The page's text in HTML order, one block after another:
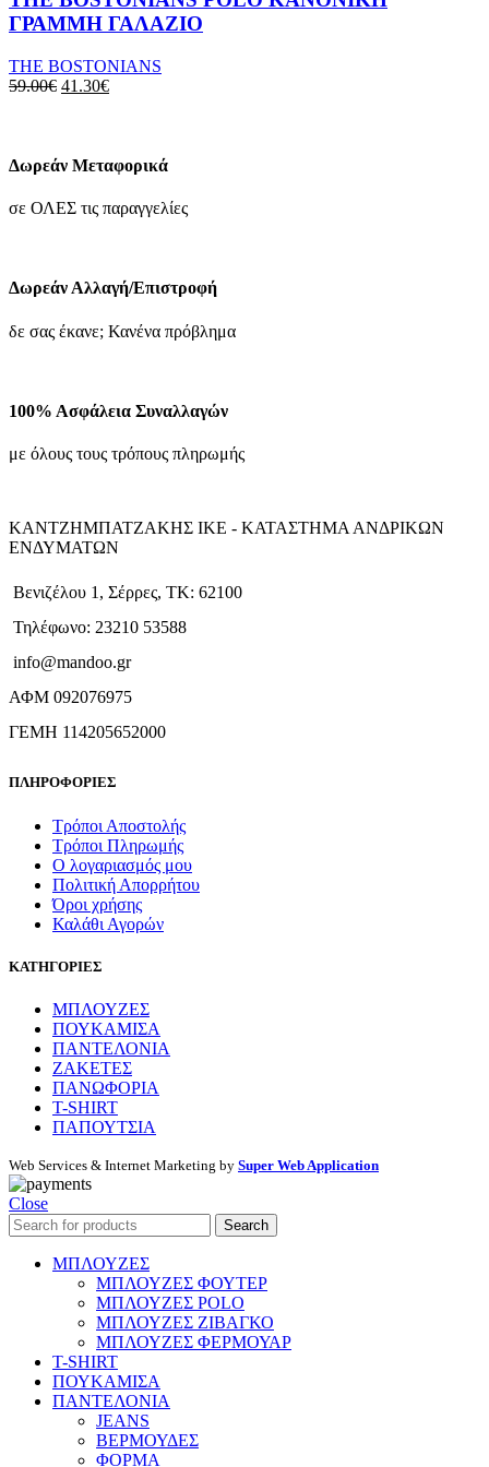
πολλαπλές
παραλλαγές.
επιλογές
μπορούν
σελίδα
προϊόντος
ΓΡΑΜΜΗ ΓΑΛΑΖΙΟ
THE BOSTONIANS
59.00€ Original
41.30€Η
41.30€.
Δωρεάν Μεταφορικά
σε ΟΛΕΣ τις παραγγελίες
Δωρεάν Αλλαγή/Επιστροφή
δε σας έκανε; Κανένα πρόβλημα
100% Ασφάλεια Συναλλαγών
με όλους τους τρόπους πληρωμής
ΚΑΝΤΖΗΜΠΑΤΖΑΚΗΣ ΙΚΕ - ΚΑΤΑΣΤΗΜΑ ΑΝΔΡΙΚΩΝ
ΕΝΔΥΜΑΤΩΝ
Βενιζέλου 1, Σέρρες, ΤΚ: 62100
Τηλέφωνο: 23210 53588
info@mandoo.gr
ΑΦΜ 092076975
ΓΕΜΗ 114205652000
ΠΛΗΡΟΦΟΡΙΕΣ
Τρόποι Αποστολής
Τρόποι Πληρωμής
Ο λογαριασμός μου
Πολιτική Απορρήτου
Όροι χρήσης
Καλάθι Αγορών
ΚΑΤΗΓΟΡΙΕΣ
ΜΠΛΟΥΖΕΣ
ΠΟΥΚΑΜΙΣΑ
ΠΑΝΤΕΛΟΝΙΑ
ΖΑΚΕΤΕΣ
ΠΑΝΩΦΟΡΙΑ
T-SHIRT
ΠΑΠΟΥΤΣΙΑ
Web Services & Internet Marketing by Super Web Application
Close
Search
ΜΠΛΟΥΖΕΣ
ΜΠΛΟΥΖΕΣ ΦΟΥΤΕΡ
ΜΠΛΟΥΖΕΣ POLO
ΜΠΛΟΥΖΕΣ ΖΙΒΑΓΚΟ
ΜΠΛΟΥΖΕΣ ΦΕΡΜΟΥΑΡ
T-SHIRT
ΠΟΥΚΑΜΙΣΑ
ΠΑΝΤΕΛΟΝΙΑ
JEANS
ΒΕΡΜΟΥΔΕΣ
ΦΟΡΜΑ